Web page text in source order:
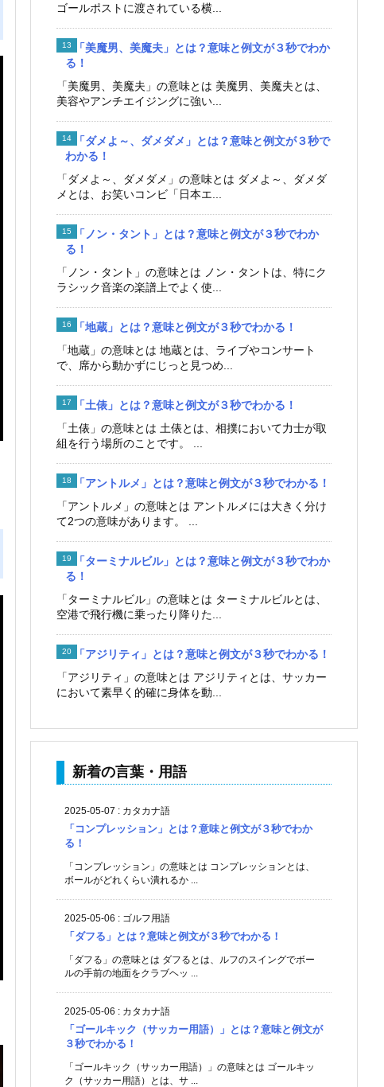
ゴールポストに渡されている横...
「美魔男、美魔夫」とは？意味と例文が３秒でわか
る！
「美魔男、美魔夫」の意味とは 美魔男、美魔夫とは、
美容やアンチエイジングに強い...
「ダメよ～、ダメダメ」とは？意味と例文が３秒で
わかる！
「ダメよ～、ダメダメ」の意味とは ダメよ～、ダメダ
メとは、お笑いコンビ「日本エ...
「ノン・タント」とは？意味と例文が３秒でわか
る！
「ノン・タント」の意味とは ノン・タントは、特にク
ラシック音楽の楽譜上でよく使...
「地蔵」とは？意味と例文が３秒でわかる！
「地蔵」の意味とは 地蔵とは、ライブやコンサート
で、席から動かずにじっと見つめ...
「土俵」とは？意味と例文が３秒でわかる！
「土俵」の意味とは 土俵とは、相撲において力士が取
組を行う場所のことです。 ...
「アントルメ」とは？意味と例文が３秒でわかる！
「アントルメ」の意味とは アントルメには大きく分け
て2つの意味があります。 ...
「ターミナルビル」とは？意味と例文が３秒でわか
る！
「ターミナルビル」の意味とは ターミナルビルとは、
空港で飛行機に乗ったり降りた...
「アジリティ」とは？意味と例文が３秒でわかる！
「アジリティ」の意味とは アジリティとは、サッカー
において素早く的確に身体を動...
新着の言葉・用語
2025-05-07 : カタカナ語
「コンプレッション」とは？意味と例文が３秒でわか
る！
「コンプレッション」の意味とは コンプレッションとは、
ボールがどれくらい潰れるか ...
2025-05-06 : ゴルフ用語
「ダフる」とは？意味と例文が３秒でわかる！
「ダフる」の意味とは ダフるとは、ルフのスイングでボー
ルの手前の地面をクラブヘッ ...
2025-05-06 : カタカナ語
「ゴールキック（サッカー用語）」とは？意味と例文が
３秒でわかる！
「ゴールキック（サッカー用語）」の意味とは ゴールキッ
ク（サッカー用語）とは、サ ...